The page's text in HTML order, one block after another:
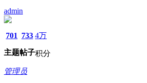
admin
701
主题
733
帖子
4万
积分
管理员